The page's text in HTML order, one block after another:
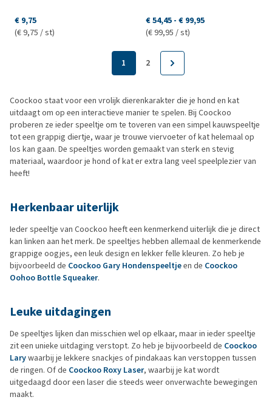
€ 9,75
(€ 9,75 / st)
€ 54,45 - € 99,95
(€ 99,95 / st)
1 2
Coockoo staat voor een vrolijk dierenkarakter die je hond en kat
uitdaagt om op een interactieve manier te spelen. Bij Coockoo
proberen ze ieder speeltje om te toveren van een simpel kauwspeeltje
tot een grappig diertje, waar je trouwe viervoeter of kat helemaal op
los kan gaan. De speeltjes worden gemaakt van sterk en stevig
materiaal, waardoor je hond of kat er extra lang veel speelplezier van
heeft!
Herkenbaar uiterlijk
Ieder speeltje van Coockoo heeft een kenmerkend uiterlijk die je direct
kan linken aan het merk. De speeltjes hebben allemaal de kenmerkende
grappige oogjes, een leuk design en lekker felle kleuren. Zo heb je
bijvoorbeeld de Coockoo Gary Hondenspeeltjeen de Coockoo
Oohoo Bottle Squeaker.
Leuke uitdagingen
De speeltjes lijken dan misschien wel op elkaar, maar in ieder speeltje
zit een unieke uitdaging verstopt. Zo heb je bijvoorbeeld de Coockoo
Larywaarbij je lekkere snackjes of pindakaas kan verstoppen tussen
de ringen. Of de Coockoo Roxy Laser, waarbij je kat wordt
uitgedaagd door een laser die steeds weer onverwachte bewegingen
maakt.